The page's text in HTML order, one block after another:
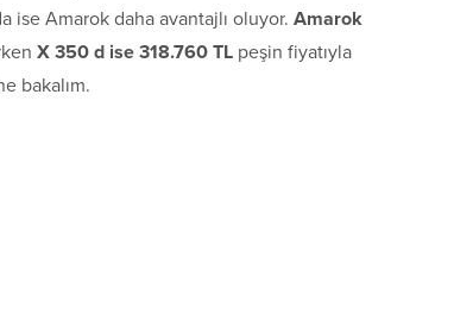
ise Amarok daha avantajlı oluyor. Amarok
X 350 d ise 318.760 TL peşin fiyatıyla
bakalım.